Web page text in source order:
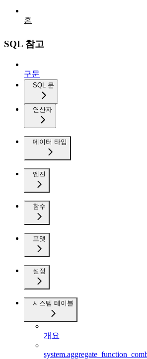
홈
SQL 참고
구문
SQL 문
연산자
데이터 타입
엔진
함수
포맷
설정
시스템 테이블
개요